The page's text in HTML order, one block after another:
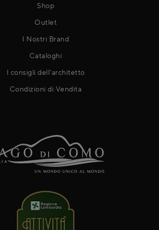
Shop
Outlet
I Nostri Brand
Cataloghi
I consigli dell'architetto
Condizioni di Vendita